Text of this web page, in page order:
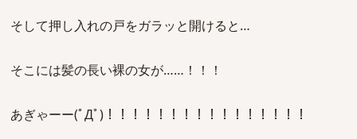
そして押し入れの戸をガラッと開けると…
そこには髪の長い裸の女が……！！！
あぎゃーー(ﾟДﾟ)！！！！！！！！！！！！！！！！